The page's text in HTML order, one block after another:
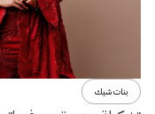
بنات شيك